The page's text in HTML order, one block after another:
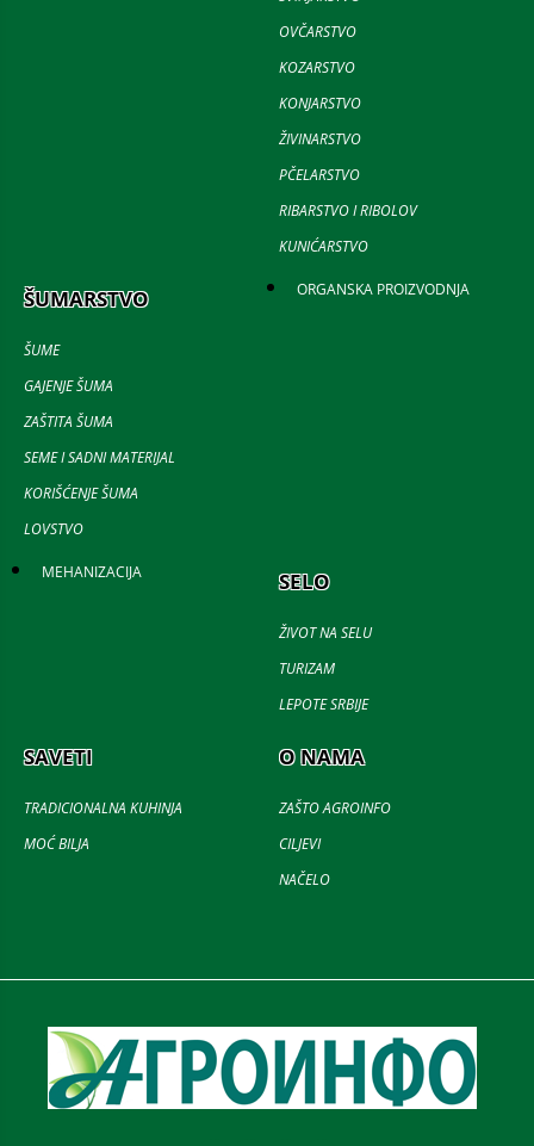
OVČARSTVO
KOZARSTVO
KONJARSTVO
ŽIVINARSTVO
PČELARSTVO
RIBARSTVO I RIBOLOV
KUNIĆARSTVO
ŠUMARSTVO
ŠUME
GAJENJE ŠUMA
ZAŠTITA ŠUMA
SEME I SADNI MATERIJAL
KORIŠĆENJE ŠUMA
LOVSTVO
ORGANSKA PROIZVODNJA
MEHANIZACIJA SELO
ŽIVOT NA SELU
TURIZAM
LEPOTE SRBIJE
SAVETI
TRADICIONALNA KUHINJA
MOĆ BILJA
O NAMA
ZAŠTO AGROINFO
CILJEVI
NAČELO